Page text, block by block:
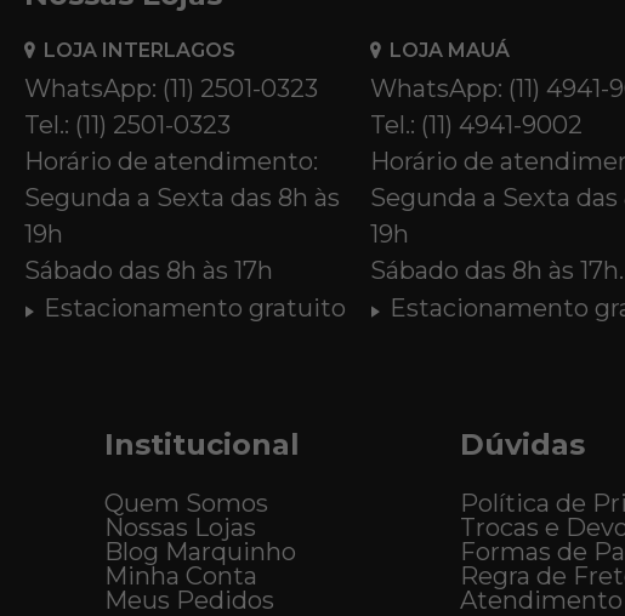
LOJA INTERLAGOS
WhatsApp: (11) 2501-0323
Tel.: (11) 2501-0323
Horário de atendimento:
Segunda a Sexta das 8h às
19h
Sábado das 8h às 17h
Estacionamento gratuito
LOJA MAUÁ
WhatsApp: (11) 4941-
Tel.: (11) 4941-9002
Horário de
Segunda a Sexta das
19h
Sábado das 8h às 17h.
Estacionamento
Institucional
Quem Somos
Nossas Lojas
Blog Marquinho
Minha Conta
Meus Pedidos
Dúvidas
Política de
Trocas e
Formas de
Regra de
Atendimento